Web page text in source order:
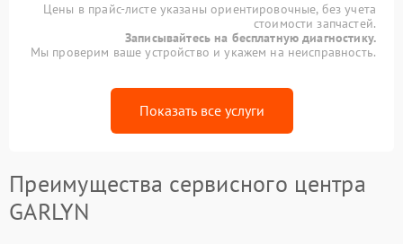
Цены в прайс-листе указаны ориентировочные, без учета
стоимости запчастей.
Записывайтесь на бесплатную диагностику.
Мы проверим ваше устройство и укажем на неисправность.
Показать все услуги
Преимущества сервисного центра
GARLYN